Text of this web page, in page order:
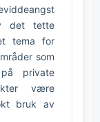
det tette
tema for
som
på private
være
bruk av